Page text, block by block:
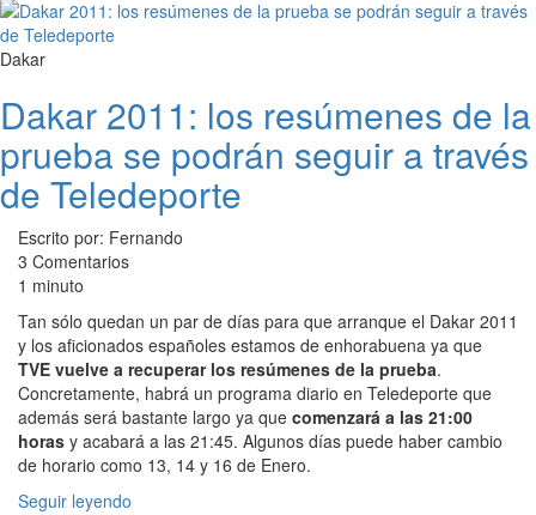
Dakar
Dakar 2011: los resúmenes de la
prueba se podrán seguir a través
de Teledeporte
Escrito por: Fernando
3 Comentarios
1 minuto
Tan sólo quedan un par de días para que arranque el Dakar 2011
y los aficionados españoles estamos de enhorabuena ya que
TVE vuelve a recuperar los resúmenes de la prueba.
Concretamente, habrá un programa diario en Teledeporte que
además será bastante largo ya que comenzará a las 21:00
horas y acabará a las 21:45. Algunos días puede haber cambio
de horario como 13, 14 y 16 de Enero.
Seguir leyendo